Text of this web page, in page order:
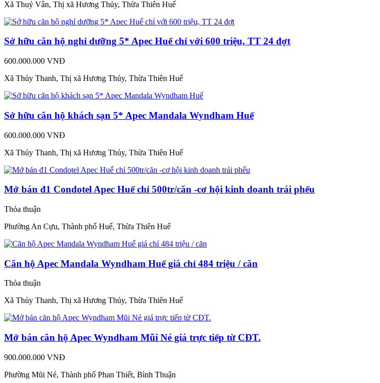
Xã Thuỷ Vân, Thị xã Hương Thủy, Thừa Thiên Huế
Sở hữu căn hộ nghỉ dưỡng 5* Apec Huế chỉ với 600 triệu, TT 24 đợt
600.000.000 VNĐ
Xã Thủy Thanh, Thị xã Hương Thủy, Thừa Thiên Huế
Sở hữu căn hộ khách sạn 5* Apec Mandala Wyndham Huế
600.000.000 VNĐ
Xã Thủy Thanh, Thị xã Hương Thủy, Thừa Thiên Huế
Mở bán đ1 Condotel Apec Huế chỉ 500tr/căn -cơ hội kinh doanh trái phếu
Thỏa thuận
Phường An Cựu, Thành phố Huế, Thừa Thiên Huế
Căn hộ Apec Mandala Wyndham Huế giá chỉ 484 triệu / căn
Thỏa thuận
Xã Thủy Thanh, Thị xã Hương Thủy, Thừa Thiên Huế
Mở bán căn hộ Apec Wyndham Mũi Né giá trực tiếp từ CĐT.
900.000.000 VNĐ
Phường Mũi Né, Thành phố Phan Thiết, Bình Thuận